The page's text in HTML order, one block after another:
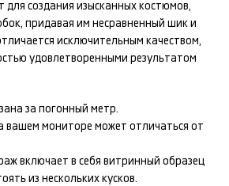
для создания изысканных костюмов,
, придавая им несравненный шик и
исключительным качеством,
удовлетворенными результатом
за погонный метр.
вашем мониторе может отличаться от
включает в себя витринный образец
из нескольких кусков.